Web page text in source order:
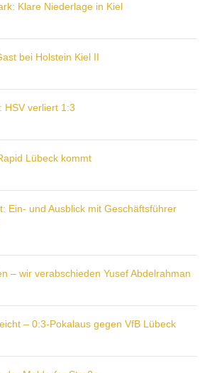
Klare Niederlage in Kiel
bei Holstein Kiel II
HSV verliert 1:3
Lübeck kommt
Ein- und Ausblick mit Geschäftsführer
– wir verabschieden Yusef Abdelrahman
– 0:3-Pokalaus gegen VfB Lübeck